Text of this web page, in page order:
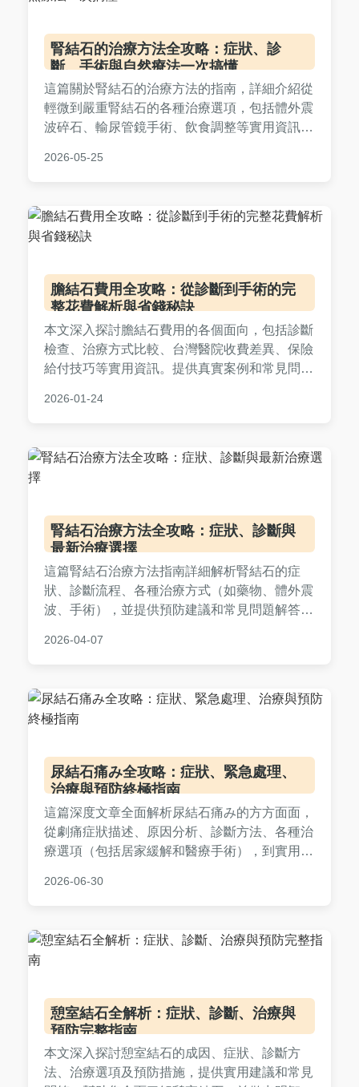
腎結石的治療方法全攻略：症狀、診
斷、手術與自然療法一次搞懂
這篇關於腎結石的治療方法的指南，詳細介紹從
輕微到嚴重腎結石的各種治療選項，包括體外震
波碎石、輸尿管鏡手術、飲食調整等實用資訊。
法，幫助您全面了解腎結石的治療方法，做出明
2026-05-25
膽結石費用全攻略：從診斷到手術的完
整花費解析與省錢秘訣
本文深入探討膽結石費用的各個面向，包括診斷
檢查、治療方式比較、台灣醫院收費差異、保險
給付技巧等實用資訊。提供真實案例和常見問
決策。
2026-01-24
腎結石治療方法全攻略：症狀、診斷與
最新治療選擇
這篇腎結石治療方法指南詳細解析腎結石的症
狀、診斷流程、各種治療方式（如藥物、體外震
波、手術），並提供預防建議和常見問題解答。
腎結石治療，減輕焦慮，做出明智決策。
2026-04-07
尿結石痛み全攻略：症狀、緊急處理、
治療與預防終極指南
這篇深度文章全面解析尿結石痛み的方方面面，
從劇痛症狀描述、原因分析、診斷方法、各種治
療選項（包括居家緩解和醫療手術），到實用預
幫助你徹底了解尿結石痛み，並在決策前中後期
2026-06-30
憩室結石全解析：症狀、診斷、治療與
預防完整指南
本文深入探討憩室結石的成因、症狀、診斷方
法、治療選項及預防措施，提供實用建議和常見